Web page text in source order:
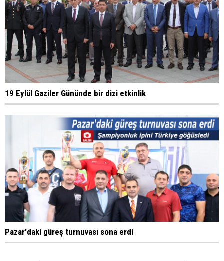
19 Eylül Gaziler Gününde bir dizi etkinlik
Pazar'daki güreş turnuvası sona erdi